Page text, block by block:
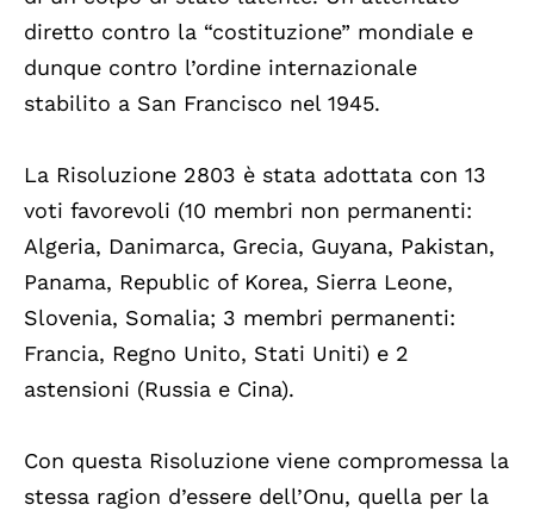
diretto contro la “costituzione” mondiale e
dunque contro l’ordine internazionale
stabilito a San Francisco nel 1945.
La Risoluzione 2803 è stata adottata con 13
voti favorevoli (10 membri non permanenti:
Algeria, Danimarca, Grecia, Guyana, Pakistan,
Panama, Republic of Korea, Sierra Leone,
Slovenia, Somalia; 3 membri permanenti:
Francia, Regno Unito, Stati Uniti) e 2
astensioni (Russia e Cina).
Con questa Risoluzione viene compromessa la
stessa ragion d’essere dell’Onu, quella per la